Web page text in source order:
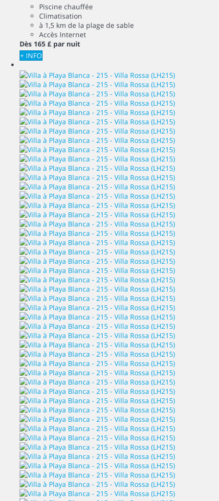
Piscine chauffée
Climatisation
à 1,5 km de la plage de sable
Accès Internet
Dès 165 £ par nuit
+ INFO